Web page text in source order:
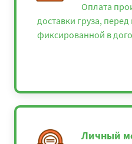
Оплата
доставки груза,
фиксированной в
Личный